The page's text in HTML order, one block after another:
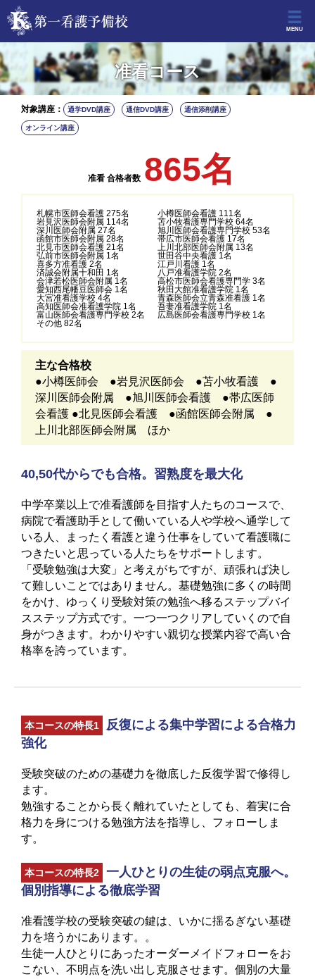
MENU
准看コース
対象講座： 通学DVD講座 通信DVD講座 通信添削講座
オンライン講座
准看 合格者数 865名
札幌市医師会看護 275名
小樽医師会看護 111名
岩見沢医師会附属 114名
苫小牧看護専門学校 64名
深川医師会附属 27名
旭川医師会看護専門学校 53名
函館市医師会附属 28名
帯広市医師会看護 17名
北見市医師会看護 21名
上川北部医師会附属 13名
弘前市医師会附属 1名
世田谷中央看護 1名
喜多方准看護 2名
江戸川看護 1名
済誠会附属十和田 1名
八戸准看護学院 2名
会津若松医師会附属 1名
高松市医師会看護専門学 3名
愛知西尾幡豆医師会 1名
秋田大館准看護学院 1名
大宮准看護学校 4名
青森医師会立青森准看護 1名
高知医師会准看護学院 1名
吾妻准看護学院 1名
富山医師会看護専門学校 2名
広島医師会看護専門学校 1名
その他 82名
主な合格校
●小樽医師会 ●岩見沢医師会 ●苫小牧看護 ●
深川医師会附属 ●旭川医師会看護 ●帯広医師
会看護 ●北見医師会看護 ●函館医師会附属 ●
上川北部医師会附属 ほか
40,50代からでも合格。習熟度を最大化
中学卒業以上で准看護師を目指す人たちのコースで、
病院で看護助手として働いている人や学校へ通学して
いる人、まったく看護と違う仕事をしていて看護職に
つきたいと思っている人たちをサポートします。
「受験勉強は大変」と考えがちですが、頑張れば決し
て難しいことではありません。基礎勉強に多くの時間
をかけ、ゆっくり受験対策の勉強へ移るステップバイ
スステップ方式です。一つ一つクリアしていくので自
身がつきます。わかりやすい親切な授業内容で高い合
格率を誇っています。
本コースの特長1
反復による集中学習による合格力
強化
受験突破のための基礎力を徹底した反復学習で修得し
ます。
勉強することから長く離れていたとしても、着実に合
格力を身につける勉強方法を指導し、フォローしま
す。
本コースの特長2
一人ひとりの生徒の弱点克服へ。
個別指導による徹底学習
准看護学校の受験突破の鍵は、いかに揺るぎない基礎
力を培うかにあります。。
生徒一人ひとりにあったオーダーメイドフォローをお
こない、不明点を洗い出し克服させます。個別の大量